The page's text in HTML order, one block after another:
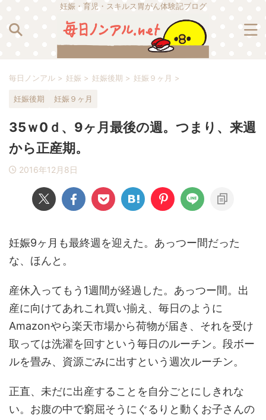
妊娠・育児・スキルス胃がん体験記ブログ
毎日ノンアル > 妊娠 > 妊娠後期 > 妊娠９ヶ月 >
妊娠後期 妊娠９ヶ月
35ｗ0ｄ、9ヶ月最後の週。つまり、来週
から正産期。
2016年12月8日
妊娠9ヶ月も最終週を迎えた。あっつー間だった
な、ほんと。
産休入ってもう1週間が経過した。あっつー間。出
産に向けてあれこれ買い揃え、毎日のように
Amazonやら楽天市場から荷物が届き、それを受け
取っては洗濯を回すという毎日のルーチン。段ボー
ルを畳み、資源ごみに出すという週次ルーチン。
正直、未だに出産することを自分ごとにしきれな
い。お腹の中で窮屈そうにぐるりと動くお子さんの